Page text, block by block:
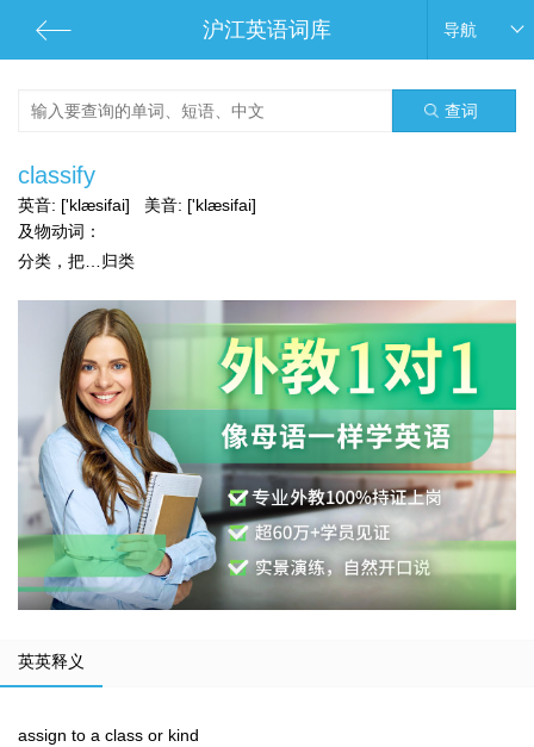
沪江英语词库 导航
查词
classify
英音: ['klæsifai] 美音: ['klæsifai]
及物动词：
分类，把…归类
英英释义
assign to a class or kind